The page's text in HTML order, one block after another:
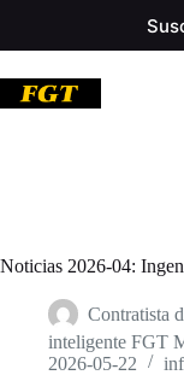
contenido
Noticias 2026-04:
Contratista
inteligente FGT
2026-05-22